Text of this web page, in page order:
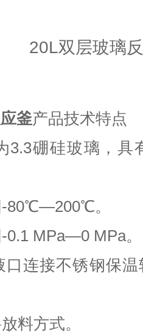
釜产品技术特点
3.3硼硅玻璃，具
-80℃—200℃。
-0.1 MPa—0 MPa。
口连接不锈钢保
料方式。